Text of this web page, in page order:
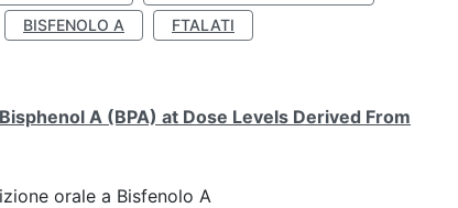
BISFENOLO A
FTALATI
A (BPA) at Dose Levels Derived From
orale a Bisfenolo A